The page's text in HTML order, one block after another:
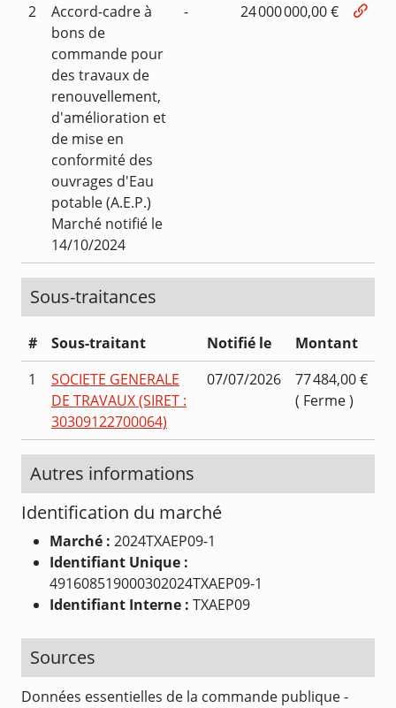
2
Accord-cadre à
bons de
commande pour
des travaux de
renouvellement,
d'amélioration et
de mise en
conformité des
ouvrages d'Eau
potable (A.E.P.)
Marché notifié le
14/10/2024
- 24 000 000,00 €
Sous-traitances
# Sous-traitant Notifié le
Montant
1
SOCIETE GENERALE
DE TRAVAUX (SIRET :
30309122700064)
07/07/2026
77 484,00 €
( Ferme )
Autres informations
Identification du marché
Marché : 2024TXAEP09-1
Identifiant Unique :
491608519000302024TXAEP09-1
Identifiant Interne : TXAEP09
Sources
Données essentielles de la commande publique -